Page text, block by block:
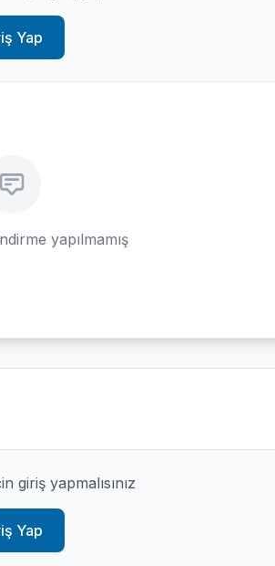
Yap
yapılmamış
giriş yapmalısınız
Yap